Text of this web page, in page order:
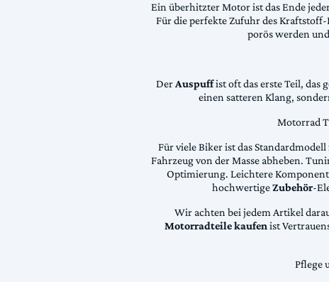
Ein überhitzter Motor ist das Ende
Für die perfekte Zufuhr des
porös werden
DerAuspuffist oft das erste Teil, das
einen satteren Klang,
Motorrad
Für viele Biker ist das
Fahrzeug von der Masse abheben.
Optimierung. Leichtere
hochwertigeZubehör-
Wir achten bei jedem Artikel
Motorradteile kaufenist
Pflege